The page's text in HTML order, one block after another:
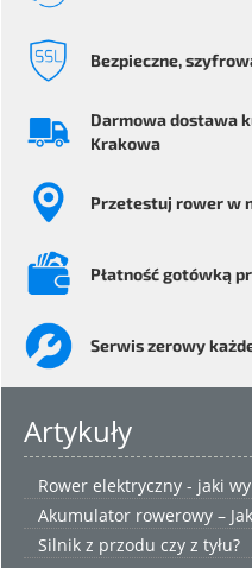
Bezpieczne,
Darmowa dostawa
Krakowa
Przetestuj rowerw
Płatność gotówką
Serwiszerowy
Artykuły
Rower elektryczny - jaki
Akumulator rowerowy –
Silnik z przodu czy z tyłu?